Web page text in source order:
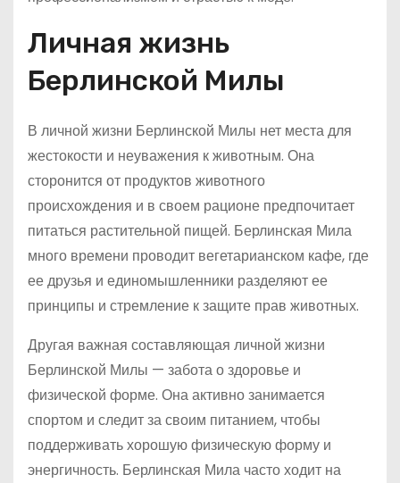
Личная жизнь
Берлинской Милы
В личной жизни Берлинской Милы нет места для
жестокости и неуважения к животным. Она
сторонится от продуктов животного
происхождения и в своем рационе предпочитает
питаться растительной пищей. Берлинская Мила
много времени проводит вегетарианском кафе, где
ее друзья и единомышленники разделяют ее
принципы и стремление к защите прав животных.
Другая важная составляющая личной жизни
Берлинской Милы — забота о здоровье и
физической форме. Она активно занимается
спортом и следит за своим питанием, чтобы
поддерживать хорошую физическую форму и
энергичность. Берлинская Мила часто ходит на